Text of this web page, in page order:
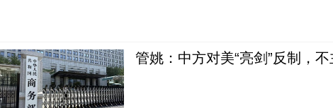
管姚：中方对美“亮剑”反制，